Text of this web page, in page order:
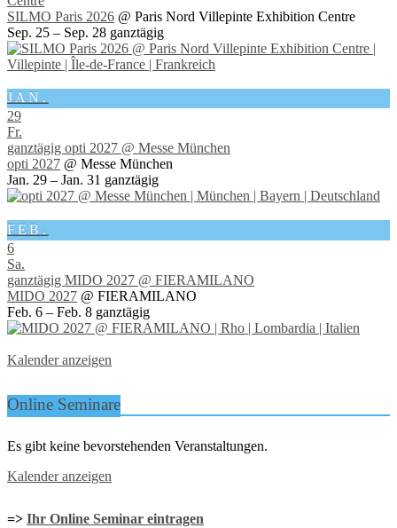
SILMO Paris 2026 @ Paris Nord Villepinte Exhibition Centre
Sep. 25 – Sep. 28 ganztägig
JAN.
29
Fr.
ganztägig opti 2027 @ Messe München
opti 2027 @ Messe München
Jan. 29 – Jan. 31 ganztägig
FEB.
6
Sa.
ganztägig MIDO 2027 @ FIERAMILANO
MIDO 2027 @ FIERAMILANO
Feb. 6 – Feb. 8 ganztägig
Kalender anzeigen
Online Seminare
Es gibt keine bevorstehenden Veranstaltungen.
Kalender anzeigen
=> Ihr Online Seminar eintragen